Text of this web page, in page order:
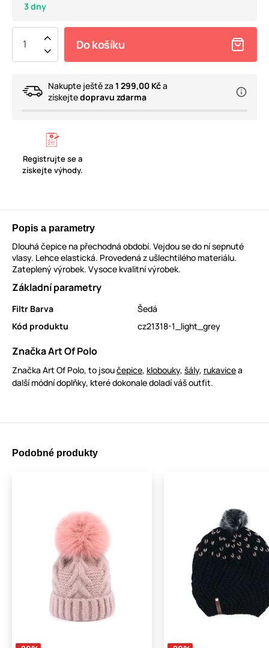
3 dny
Do košíku
Nakupte ještě za 1 299,00 Kča
získejtedopravu zdarma
Registrujte se a
získejte výhody.
Popis a parametry
Dlouhá čepice na přechodná období. Vejdou se do ní sepnuté
vlasy. Lehce elastická. Provedená z ušlechtilého materiálu.
Zateplený výrobek. Vysoce kvalitní výrobek.
Základní parametry
Filtr Barva
Šedá
Kód produktu
cz21318-1_light_grey
Značka Art Of Polo
Značka Art Of Polo, to jsoučepice, klobouky, šály, rukavicea
další módní doplňky, které dokonale doladí váš outfit.
Podobné produkty